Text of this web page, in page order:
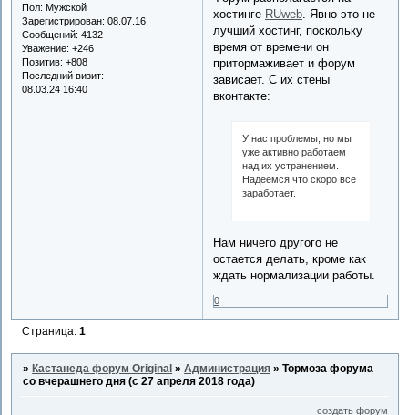
Пол: Мужской
Зарегистрирован: 08.07.16
Сообщений: 4132
Уважение: +246
Позитив: +808
Последний визит:
08.03.24 16:40
хостинге RUweb. Явно это не
лучший хостинг, поскольку
время от времени он
притормаживает и форум
зависает. С их стены
вконтакте:
У нас проблемы, но мы
уже активно работаем
над их устранением.
Надеемся что скоро все
заработает.
Нам ничего другого не
остается делать, кроме как
ждать нормализации работы.
0
Страница:1
» Кастанеда форум Original »Администрация »Тормоза форума
со вчерашнего дня (с 27 апреля 2018 года)
создать форум